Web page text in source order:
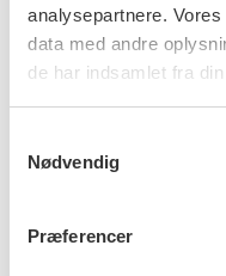
analysepartnere.
data med andre
de har indsamlet fra
Nødvendig
Præferencer
2001-08
Jørgensen
2008
Tandlægerne
Fuldt klinikejerskab